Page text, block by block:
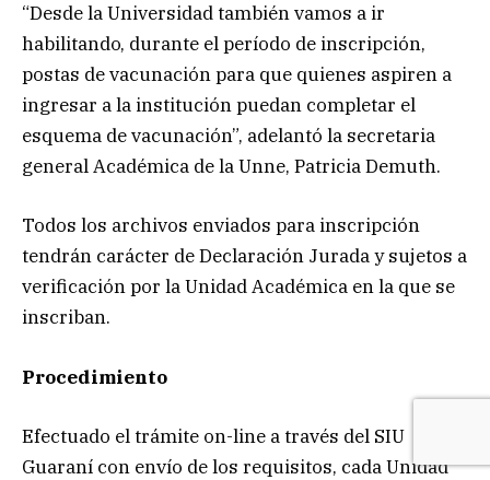
“Desde la Universidad también vamos a ir
habilitando, durante el período de inscripción,
postas de vacunación para que quienes aspiren a
ingresar a la institución puedan completar el
esquema de vacunación”, adelantó la secretaria
general Académica de la Unne, Patricia Demuth.
Todos los archivos enviados para inscripción
tendrán carácter de Declaración Jurada y sujetos a
verificación por la Unidad Académica en la que se
inscriban.
Procedimiento
Efectuado el trámite on-line a través del SIU
Guaraní con envío de los requisitos, cada Unidad